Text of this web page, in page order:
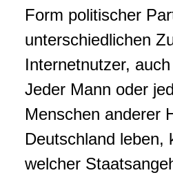
Form politischer
unterschiedlichen
Internetnutzer,
Jeder Mann oder
Menschen anderer
Deutschland leben,
welcher